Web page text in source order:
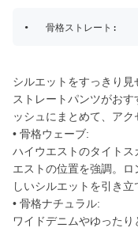
シルエットをすっきり
ストレートパンツがお
ッシュにまとめて、アク
• 骨格ウェーブ:
ハイウエストのタイト
エストの位置を強調。
しいシルエットを引き立
• 骨格ナチュラル:
ワイドデニムやゆった